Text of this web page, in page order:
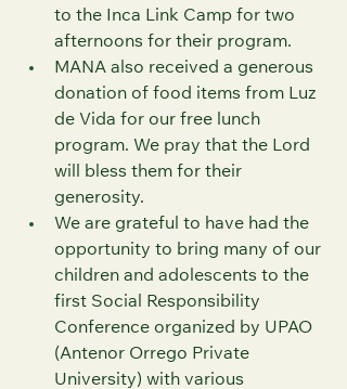
to the Inca Link Camp for two
afternoons for their program.
MANA also received a generous
donation of food items from Luz
de Vida for our free lunch
program. We pray that the Lord
will bless them for their
generosity.
We are grateful to have had the
opportunity to bring many of our
children and adolescents to the
first Social Responsibility
Conference organized by UPAO
(Antenor Orrego Private
University) with various